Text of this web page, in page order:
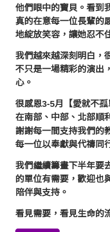
他們眼中的寶貝。 看到
真的在意每一位長輩的
地綻放笑容，讓她忍不
我們越來越深刻明白，
不只是一場精彩的演出，
心。
很感恩3-5月【愛就不孤
在南部、中部、北部順
謝謝每一間支持我們的
每一位以奉獻與代禱同
我們繼續籌畫下半年要
的單位有需要，歡迎也
陪伴與支持。
看見需要，看見生命的